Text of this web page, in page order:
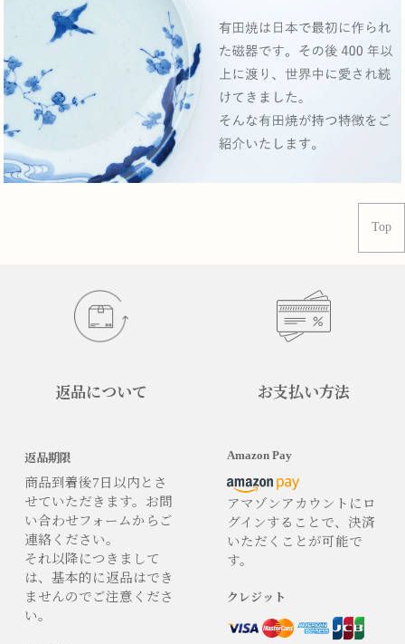
Top
返品について
返品期限
商品到着後7日以内とさ
せていただきます。お問
い合わせフォームからご
連絡ください。
それ以降につきまして
は、基本的に返品はでき
ませんのでご注意くださ
い。
お支払い方法
Amazon Pay
アマゾンアカウントにロ
グインすることで、決済
いただくことが可能で
す。
クレジット